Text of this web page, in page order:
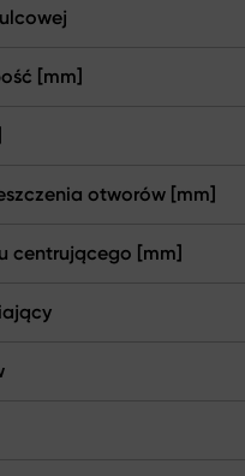
[mm]
otworów [mm]
centrującego [mm]